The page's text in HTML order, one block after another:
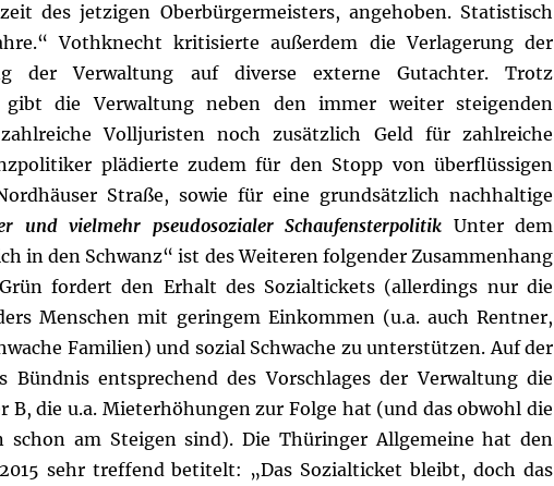
des jetzigen Oberbürgermeisters, angehoben. Statistisch
Vothknecht kritisierte außerdem die Verlagerung der
der Verwaltung auf diverse externe Gutachter. Trotz
gibt die Verwaltung neben den immer weiter steigenden
Volljuristen noch zusätzlich Geld für zahlreiche
plädierte zudem für den Stopp von überflüssigen
Straße, sowie für eine grundsätzlich nachhaltige
und vielmehr pseudosozialer Schaufensterpolitik Unter dem
in den Schwanz“ ist des Weiteren folgender Zusammenhang
fordert den Erhalt des Sozialtickets (allerdings nur die
Menschen mit geringem Einkommen (u.a. auch Rentner,
Familien) und sozial Schwache zu unterstützen. Auf der
Bündnis entsprechend des Vorschlages der Verwaltung die
B, die u.a. Mieterhöhungen zur Folge hat (und das obwohl die
am Steigen sind). Die Thüringer Allgemeine hat den
sehr treffend betitelt: „Das Sozialticket bleibt, doch das